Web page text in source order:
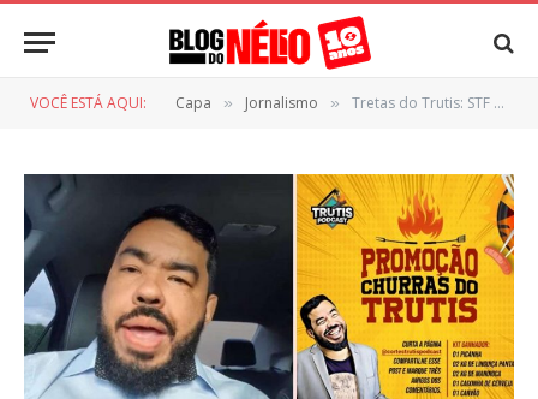
VOCÊ ESTÁ AQUI: Capa » Jornalismo » Tretas do Trutis: STF mantém investigação contra deputado por forjar atentado e posse ilegal de arma